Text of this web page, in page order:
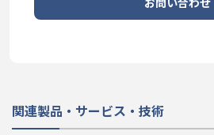
関連製品・サービス・技術